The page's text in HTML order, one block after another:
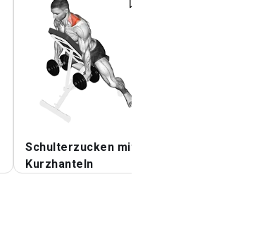
Schulterzucken mit
Kurzhanteln